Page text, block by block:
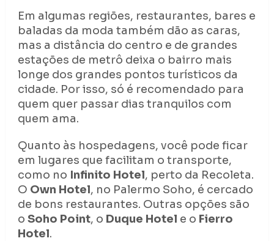
Em algumas regiões, restaurantes, bares e
baladas da moda também dão as caras,
mas a distância do centro e de grandes
estações de metrô deixa o bairro mais
longe dos grandes pontos turísticos da
cidade. Por isso, só é recomendado para
quem quer passar dias tranquilos com
quem ama.
Quanto às hospedagens, você pode ficar
em lugares que facilitam o transporte,
como no Infinito Hotel, perto da Recoleta.
O Own Hotel, no Palermo Soho, é cercado
de bons restaurantes. Outras opções são
o Soho Point, o Duque Hotel e o Fierro
Hotel.